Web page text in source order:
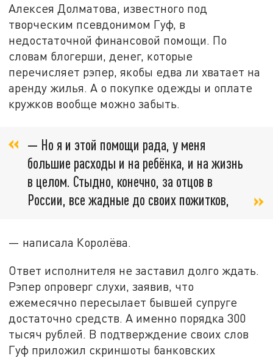
Алексея Долматова, известного под
творческим псевдонимом Гуф, в
недостаточной финансовой помощи. По
словам блогерши, денег, которые
перечисляет рэпер, якобы едва ли хватает на
аренду жилья. А о покупке одежды и оплате
кружков вообще можно забыть.
— Но я и этой помощи рада, у меня
большие расходы и на ребёнка, и на жизнь
в целом. Стыдно, конечно, за отцов в
России, все жадные до своих пожитков,
— написала Королёва.
Ответ исполнителя не заставил долго ждать.
Рэпер опроверг слухи, заявив, что
ежемесячно пересылает бывшей супруге
достаточно средств. А именно порядка 300
тысяч рублей. В подтверждение своих слов
Гуф приложил скриншоты банковских